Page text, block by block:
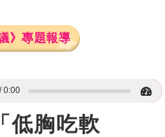
》專題報導
0:00
低胸吃軟